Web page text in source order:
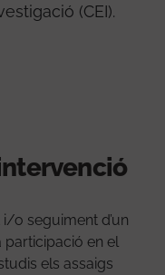
(CEI).
o seguiment d’un
participació en el
els assaigs